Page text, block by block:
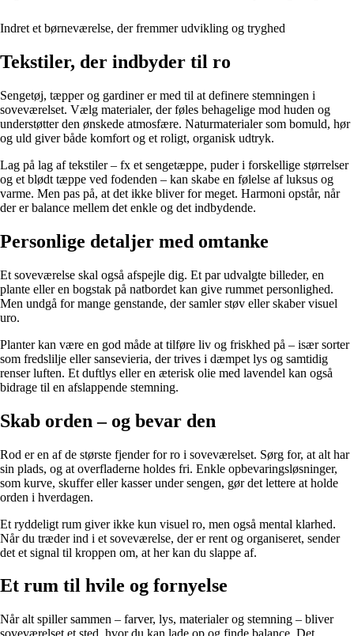
Indret et børneværelse, der fremmer udvikling og tryghed
Tekstiler, der indbyder til ro
Sengetøj, tæpper og gardiner er med til at definere stemningen i
soveværelset. Vælg materialer, der føles behagelige mod huden og
understøtter den ønskede atmosfære. Naturmaterialer som bomuld, hør
og uld giver både komfort og et roligt, organisk udtryk.
Lag på lag af tekstiler – fx et sengetæppe, puder i forskellige størrelser
og et blødt tæppe ved fodenden – kan skabe en følelse af luksus og
varme. Men pas på, at det ikke bliver for meget. Harmoni opstår, når
der er balance mellem det enkle og det indbydende.
Personlige detaljer med omtanke
Et soveværelse skal også afspejle dig. Et par udvalgte billeder, en
plante eller en bogstak på natbordet kan give rummet personlighed.
Men undgå for mange genstande, der samler støv eller skaber visuel
uro.
Planter kan være en god måde at tilføre liv og friskhed på – især sorter
som fredslilje eller sansevieria, der trives i dæmpet lys og samtidig
renser luften. Et duftlys eller en æterisk olie med lavendel kan også
bidrage til en afslappende stemning.
Skab orden – og bevar den
Rod er en af de største fjender for ro i soveværelset. Sørg for, at alt har
sin plads, og at overfladerne holdes fri. Enkle opbevaringsløsninger,
som kurve, skuffer eller kasser under sengen, gør det lettere at holde
orden i hverdagen.
Et ryddeligt rum giver ikke kun visuel ro, men også mental klarhed.
Når du træder ind i et soveværelse, der er rent og organiseret, sender
det et signal til kroppen om, at her kan du slappe af.
Et rum til hvile og fornyelse
Når alt spiller sammen – farver, lys, materialer og stemning – bliver